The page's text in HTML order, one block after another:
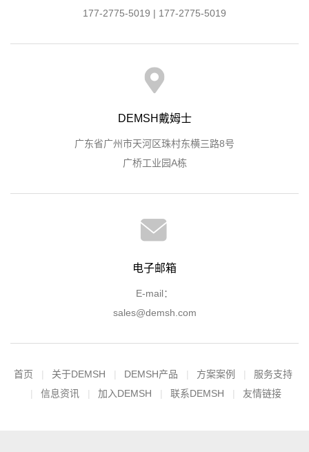
177-2775-5019 | 177-2775-5019
DEMSH戴姆士
广东省广州市天河区珠村东横三路8号
广桥工业园A栋
电子邮箱
E-mail：
sales@demsh.com
首页 关于DEMSH DEMSH产品 方案案例
服务支持
信息资讯
加入DEMSH 联系DEMSH 友情链接